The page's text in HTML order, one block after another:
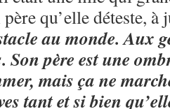
qu’elle déteste,
au monde. Aux
Son père est une
mais ça ne
tant et si bien